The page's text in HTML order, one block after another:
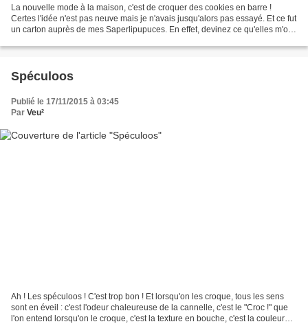
La nouvelle mode à la maison, c'est de croquer des cookies en barre !
Certes l'idée n'est pas neuve mais je n'avais jusqu'alors pas essayé. Et ce fut
un carton auprès de mes Saperlipupuces. En effet, devinez ce qu'elles m'ont
Spéculoos
Publié le 17/11/2015 à 03:45
Par Veu²
Ah ! Les spéculoos ! C'est trop bon ! Et lorsqu'on les croque, tous les sens
sont en éveil : c'est l'odeur chaleureuse de la cannelle, c'est le "Croc !" que
l'on entend lorsqu'on le croque, c'est la texture en bouche, c'est la couleur